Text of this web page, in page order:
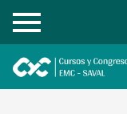
Registrarse